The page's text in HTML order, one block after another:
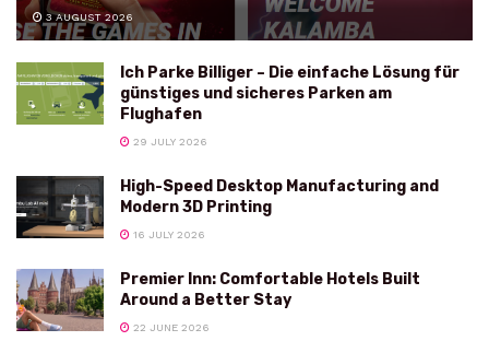
3 AUGUST 2026
Ich Parke Billiger – Die einfache Lösung für
günstiges und sicheres Parken am
Flughafen
29 JULY 2026
High-Speed Desktop Manufacturing and
Modern 3D Printing
16 JULY 2026
Premier Inn: Comfortable Hotels Built
Around a Better Stay
22 JUNE 2026